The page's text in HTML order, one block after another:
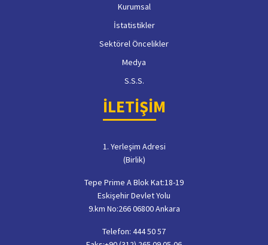
Kurumsal
İstatistikler
Sektörel Öncelikler
Medya
S.S.S.
İLETİŞİM
1. Yerleşim Adresi
(Birlik)
Tepe Prime A Blok Kat:18-19
Eskişehir Devlet Yolu
9.km No:266 06800 Ankara
Telefon: 444 50 57